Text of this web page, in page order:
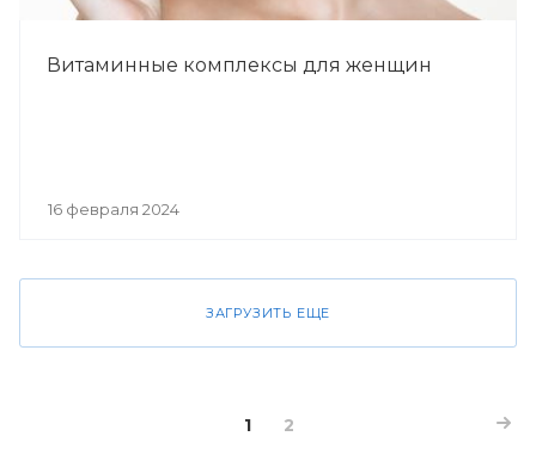
Витаминные комплексы для женщин
16 февраля 2024
ЗАГРУЗИТЬ ЕЩЕ
1 2